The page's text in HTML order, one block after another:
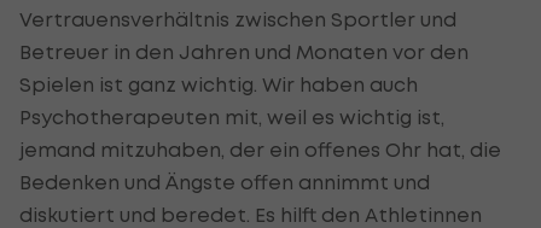
Vertrauensverhältnis zwischen Sportler und
Betreuer in den Jahren und Monaten vor den
Spielen ist ganz wichtig. Wir haben auch
Psychotherapeuten mit, weil es wichtig ist,
jemand mitzuhaben, der ein offenes Ohr hat, die
Bedenken und Ängste offen annimmt und
diskutiert und beredet. Es hilft den Athletinnen